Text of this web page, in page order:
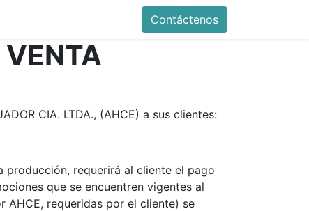
Contáctenos
VENTA
CIA. LTDA., (AHCE) a sus clientes:
producción, requerirá al cliente el pago
que se encuentren vigentes al
requeridas por el cliente) se